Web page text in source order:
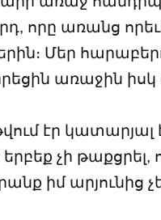
որը առանց
Մեր
առաջին իսկ
էր կատարյալ
երբեք չի
իմ արյունից